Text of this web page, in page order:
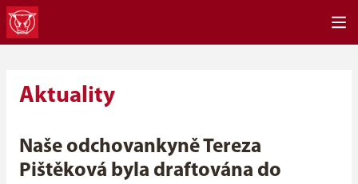
Aktuality
Naše odchovankyně Tereza
Pištěková byla draftována do